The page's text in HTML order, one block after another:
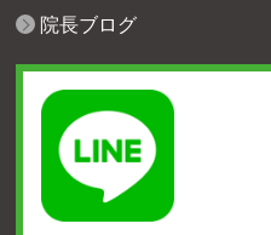
院長ブログ